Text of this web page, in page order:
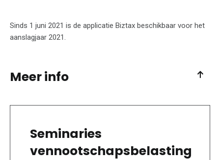
Sinds 1 juni 2021 is de applicatie Biztax beschikbaar voor het
aanslagjaar 2021.
Meer info
Seminaries
vennootschapsbelasting